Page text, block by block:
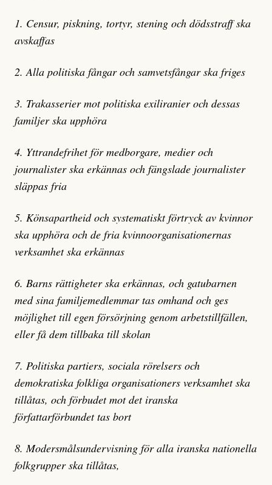
1. Censur, piskning, tortyr, stening och dödsstraff ska
avskaffas
2. Alla politiska fångar och samvetsfångar ska friges
3. Trakasserier mot politiska exiliranier och dessas
familjer ska upphöra
4. Yttrandefrihet för medborgare, medier och
journalister ska erkännas och fängslade journalister
släppas fria
5. Könsapartheid och systematiskt förtryck av kvinnor
ska upphöra och de fria kvinnoorganisationernas
verksamhet ska erkännas
6. Barns rättigheter ska erkännas, och gatubarnen
med sina familjemedlemmar tas omhand och ges
möjlighet till egen försörjning genom arbetstillfällen,
eller få dem tillbaka till skolan
7. Politiska partiers, sociala rörelsers och
demokratiska folkliga organisationers verksamhet ska
tillåtas, och förbudet mot det iranska
författarförbundet tas bort
8. Modersmålsundervisning för alla iranska nationella
folkgrupper ska tillåtas,